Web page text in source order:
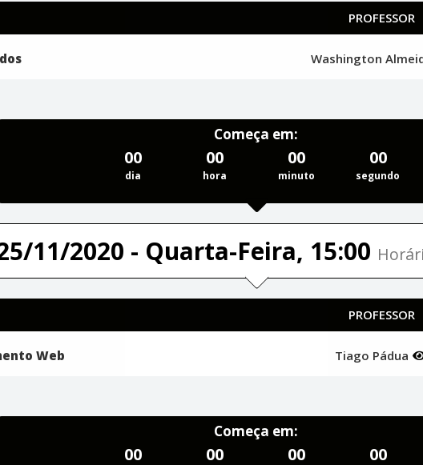
PROFESSOR
Washington
Começa em:
00
dia
00
hora
00
minuto
00
segundo
11/2020 - Quarta-Feira, 15:00
PROFESSOR
Web Tiago Pádua
Começa em:
00 00 00 00